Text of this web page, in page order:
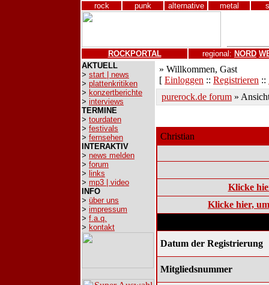
rock punk alternative metal
ROCKPORTAL regional: NORD
AKTUELL
> start | news
> plattenkritiken
> konzertberichte
> interviews
TERMINE
> tourdaten
> festivals
> fernsehen
INTERAKTIV
> news melden
> forum
> links
> mp3 | video
INFO
> über uns
> impressum
> f.a.q.
> kontakt
» Willkommen, Gast
[ Einloggen :: Registrieren ::
purerock.de forum »
Christian
Klicke
Klicke hier,
Datum der Registrierung
Mitgliedsnummer